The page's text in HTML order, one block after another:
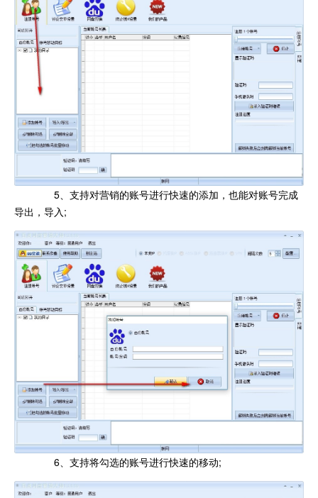
5、支持对营销的账号进行快速的添加，也能对账号完成
导出，导入;
6、支持将勾选的账号进行快速的移动;